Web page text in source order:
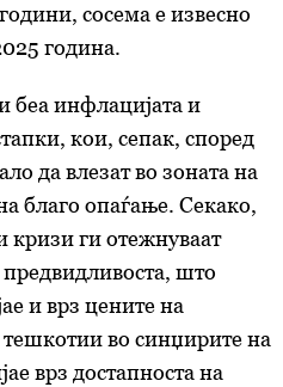
сосема е извесно
година.
беа инфлацијата и
кои, сепак, според
да влезат во зоната на
благо опаѓање. Секако,
кризи ги отежнуваат
што
и врз цените на
тешкотии во синџирите на
врз достапноста на